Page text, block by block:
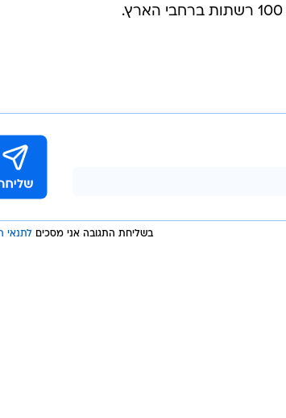
בשליחת התגובה אני מסכים לתנאי